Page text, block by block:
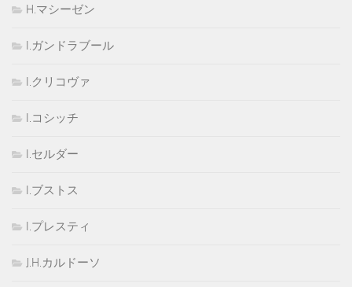
H.マシーゼン
I.ガンドラブール
I.クリコヴァ
I.コシッチ
I.セルダー
I.ブストス
I.プレスティ
J.H.カルドーソ